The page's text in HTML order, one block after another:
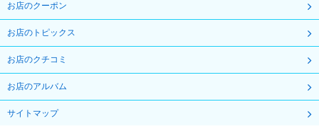
お店のクーポン
お店のトピックス
お店のクチコミ
お店のアルバム
サイトマップ